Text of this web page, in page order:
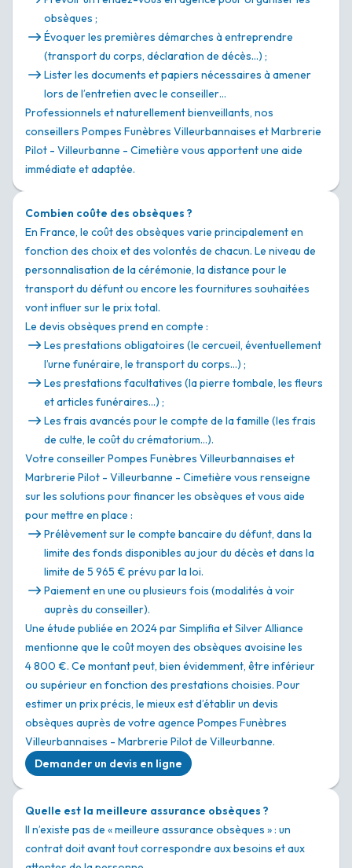
obsèques ;
Évoquer les premières démarches à entreprendre
(transport du corps, déclaration de décès…) ;
Lister les documents et papiers nécessaires à amener
lors de l’entretien avec le conseiller…
Professionnels et naturellement bienveillants, nos
conseillers Pompes Funèbres Villeurbannaises et Marbrerie
Pilot - Villeurbanne - Cimetière vous apportent une aide
immédiate et adaptée.
Combien coûte des obsèques ?
En France, le coût des obsèques varie principalement en
fonction des choix et des volontés de chacun. Le niveau de
personnalisation de la cérémonie, la distance pour le
transport du défunt ou encore les fournitures souhaitées
vont influer sur le prix total.
Le devis obsèques prend en compte :
Les prestations obligatoires (le cercueil, éventuellement
l’urne funéraire, le transport du corps…) ;
Les prestations facultatives (la pierre tombale, les fleurs
et articles funéraires…) ;
Les frais avancés pour le compte de la famille (les frais
de culte, le coût du crématorium…).
Votre conseiller Pompes Funèbres Villeurbannaises et
Marbrerie Pilot - Villeurbanne - Cimetière vous renseigne
sur les solutions pour financer les obsèques et vous aide
pour mettre en place :
Prélèvement sur le compte bancaire du défunt, dans la
limite des fonds disponibles au jour du décès et dans la
limite de 5 965 € prévu par la loi.
Paiement en une ou plusieurs fois (modalités à voir
auprès du conseiller).
Une étude publiée en 2024 par Simplifia et Silver Alliance
mentionne que le coût moyen des obsèques avoisine les
4 800 €. Ce montant peut, bien évidemment, être inférieur
ou supérieur en fonction des prestations choisies. Pour
estimer un prix précis, le mieux est d’établir un devis
obsèques auprès de votre agence Pompes Funèbres
Villeurbannaises - Marbrerie Pilot de Villeurbanne.
Demander un devis en ligne
Quelle est la meilleure assurance obsèques ?
Il n’existe pas de « meilleure assurance obsèques » : un
contrat doit avant tout correspondre aux besoins et aux